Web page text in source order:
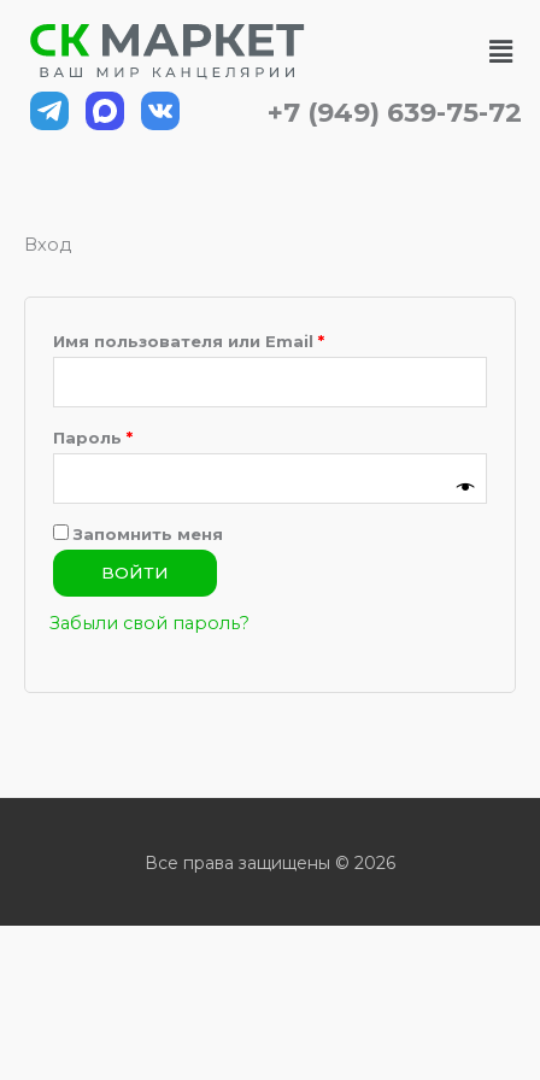
содержимому
+7 (949) 639-75-72
Вход
Имя пользователя или Email *
Пароль *
Запомнить меня
ВОЙТИ
Забыли свой пароль?
Все права защищены © 2026